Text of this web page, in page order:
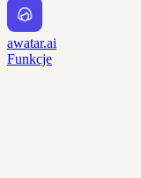
awatar.ai
Funkcje